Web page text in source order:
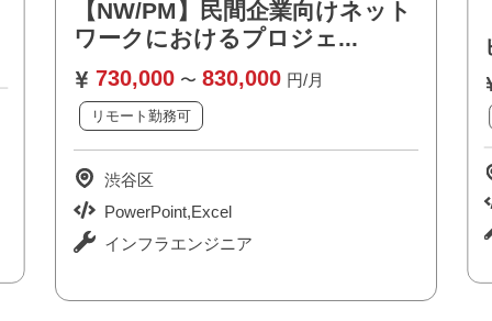
NW/PM】民間企業向けネット
ークにおけるプロジェ...
730,000 〜 830,000 円/月
リモート勤務可
私服/ビジネスカジュアル可
PowerPoint,Excel
インフラエンジニア
【
ビスの
新規開発
TypeScript
システム